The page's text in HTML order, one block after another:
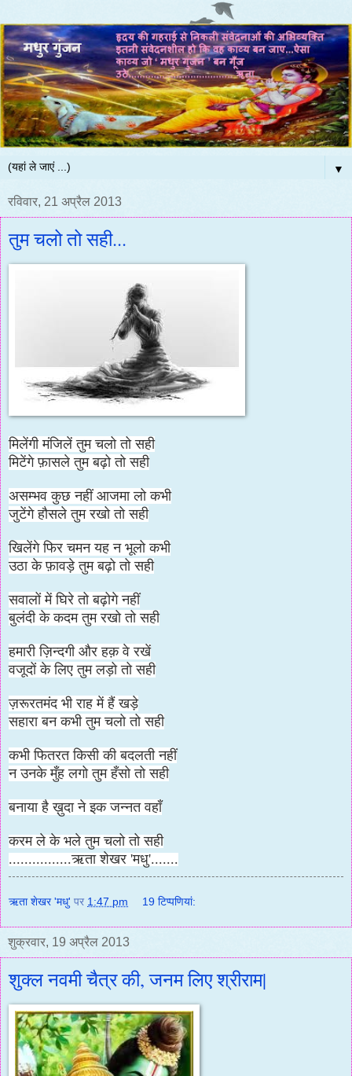
▼
रविवार, 21 अप्रैल 2013
तुम चलो तो सही...
मिलेंगी मंजिलें तुम चलो तो सही
मिटेंगे फ़ासले तुम बढ़ो तो सही
असम्भव कुछ नहीं आजमा लो कभी
जुटेंगे हौसले तुम रखो तो सही
खिलेंगे फिर चमन यह न भूलो कभी
उठा के फ़ावड़े तुम बढ़ो तो सही
सवालों में घिरे तो बढ़ोगे नहीं
बुलंदी के कदम तुम रखो तो सही
हमारी ज़िन्दगी और हक़ वे रखें
वजूदों के लिए तुम लड़ो तो सही
ज़रूरतमंद भी राह में हैं खड़े
सहारा बन कभी तुम चलो तो सही
कभी फितरत किसी की बदलती नहीं
न उनके मुँह लगो तुम हँसो तो सही
बनाया है ख़ुदा ने इक जन्नत वहाँ
करम ले के भले तुम चलो तो सही
................ऋता शेखर 'मधु'.......
ऋता शेखर 'मधु' पर 1:47 pm 19 टिप्‍पणियां:
शुक्रवार, 19 अप्रैल 2013
शुक्ल नवमी चैत्र की, जनम लिए श्रीराम|